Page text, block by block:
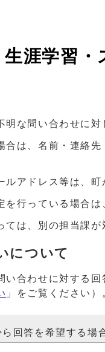
生涯学習
明な問い合わせに対
合は、名前・連絡
ルアドレス等は、町
を行っている場合
ては、別の担当課
について
い合わせに対する
」をご覧ください）
答を希望する場